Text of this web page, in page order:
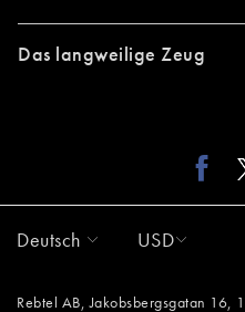
Das langweilige Zeug
Deutsch USD
Rebtel AB, Jakobsbergsgatan 16,